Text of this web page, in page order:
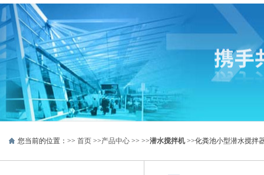
您当前的位置：>> 首页 >>产品中心 >> >>潜水搅拌机>>化粪池小型潜水搅拌